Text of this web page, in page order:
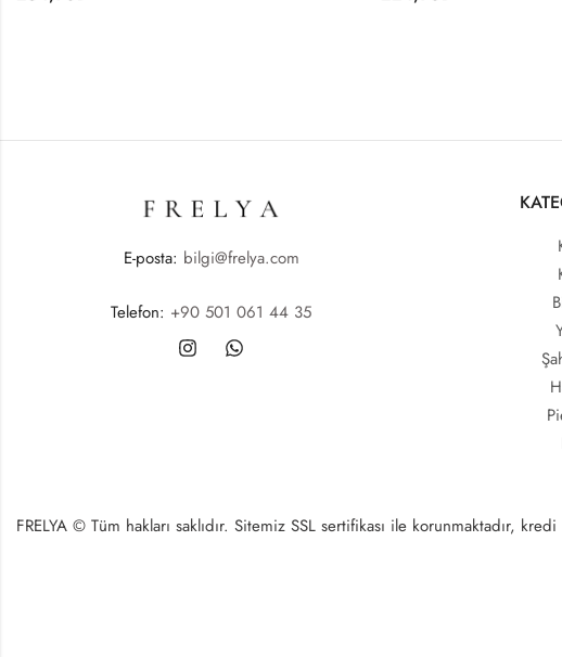
E-posta: bilgi@frelya.com
Telefon: +90 501 061 44 35
FRELYA © Tüm hakları saklıdır. Sitemiz SSL sertifikası ile korunmaktadır,